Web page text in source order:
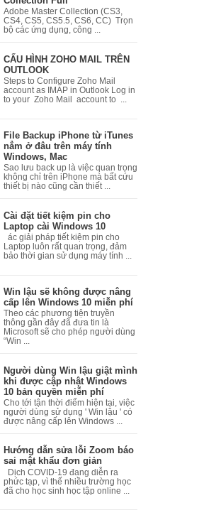
Adobe Master Collection (CS3,
CS4, CS5, CS5.5, CS6, CC) Trọn
bộ các ứng dụng, công ...
CẤU HÌNH ZOHO MAIL TRÊN
OUTLOOK
Steps to Configure Zoho Mail
account as IMAP in Outlook Log in
to your Zoho Mail account to ...
File Backup iPhone từ iTunes
nẳm ở đâu trên máy tính
Windows, Mac
Sao lưu back up là việc quan trọng
không chỉ trên iPhone mà bất cứu
thiết bị nào cũng cần thiết ...
Cài đặt tiết kiệm pin cho
Laptop cài Windows 10
ác giải pháp tiết kiệm pin cho
Laptop luôn rất quan trọng, đảm
bảo thời gian sử dụng máy tính ...
Win lậu sẽ không được nâng
cấp lên Windows 10 miễn phí
Theo các phương tiện truyền
thông gần đây đã đưa tin là
Microsoft sẽ cho phép người dùng
“Win ...
Người dùng Win lậu giật mình
khi được cập nhật Windows
10 bản quyền miễn phí
Cho tới tận thời điểm hiện tại, việc
người dùng sử dụng ' Win lậu ' có
được nâng cấp lên Windows ...
Hướng dẫn sửa lỗi Zoom báo
sai mật khẩu đơn giản
Dịch COVID-19 đang diễn ra
phức tạp, vì thế nhiều trường học
đã cho học sinh học tập online ...